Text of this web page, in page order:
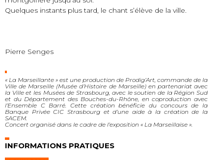
Quelques instants plus tard, le chant s’élève de la ville.
Pierre Senges
« La Marseillante » est une production de Prodig’Art, commande de la
Ville de Marseille (Musée d’Histoire de Marseille) en partenariat avec
la Ville et les Musées de Strasbourg, avec le soutien de la Région Sud
et du Département des Bouches-du-Rhône, en coproduction avec
l’Ensemble C Barré. Cette création bénéficie du concours de la
Banque Privée CIC Strasbourg et d’une aide à la création de la
SACEM.
Concert organisé dans le cadre de l’exposition « La Marseillaise ».
INFORMATIONS PRATIQUES